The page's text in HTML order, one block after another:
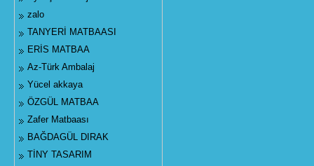
zalo
TANYERİ MATBAASI
ERİS MATBAA
Az-Türk Ambalaj
Yücel akkaya
ÖZGÜL MATBAA
Zafer Matbaası
BAĞDAGÜL DIRAK
TİNY TASARIM